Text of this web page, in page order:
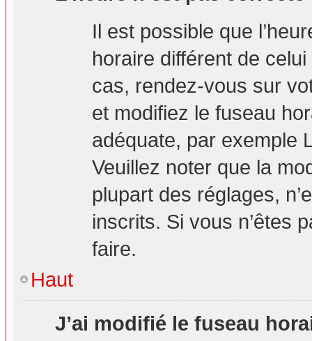
Il est possible que
horaire différent de
cas, rendez-vous sur
et modifiez le fuseau
adéquate, par exemple
Veuillez noter que la
plupart des réglages,
inscrits. Si vous n’êtes
faire.
Haut
J’ai modifié le fuseau